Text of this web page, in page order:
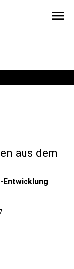
menu
aus dem
Entwicklung